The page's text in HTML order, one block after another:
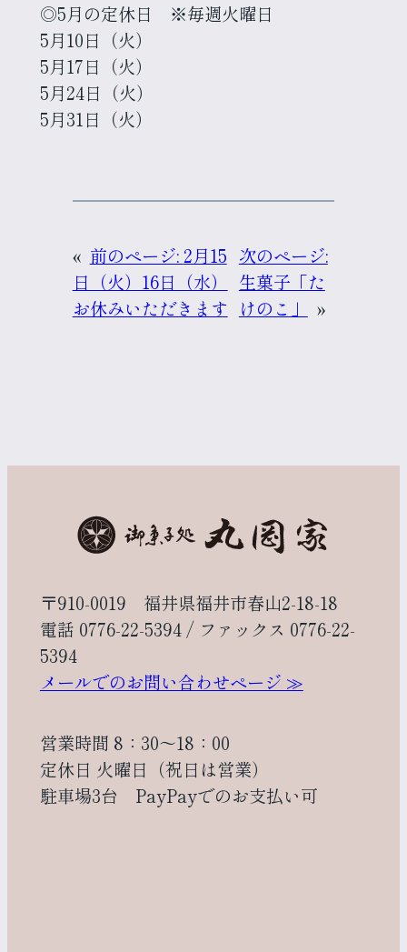
◎5月の定休日 ※毎週火曜日
5月10日（火）
5月17日（火）
5月24日（火）
5月31日（火）
« 前のページ:2月15
日（火）16日（水）
お休みいただきます
次のページ:
生菓子「た
けのこ」
»
〒910-0019 福井県福井市春山2-18-18
電話 0776-22-5394 / ファックス 0776-22-
5394
メールでのお問い合わせページ ≫
営業時間 8：30～18：00
定休日 火曜日（祝日は営業）
駐車場3台 PayPayでのお支払い可